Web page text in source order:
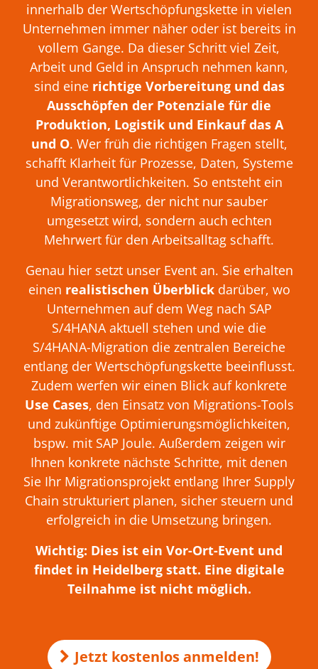
innerhalb der Wertschöpfungskette in vielen
Unternehmen immer näher oder ist bereits in
vollem Gange. Da dieser Schritt viel Zeit,
Arbeit und Geld in Anspruch nehmen kann,
sind eine richtige Vorbereitung und das
Ausschöpfen der Potenziale für die
Produktion, Logistik und Einkauf das A
und O. Wer früh die richtigen Fragen stellt,
schafft Klarheit für Prozesse, Daten, Systeme
und Verantwortlichkeiten. So entsteht ein
Migrationsweg, der nicht nur sauber
umgesetzt wird, sondern auch echten
Mehrwert für den Arbeitsalltag schafft.
Genau hier setzt unser Event an. Sie erhalten
einen realistischen Überblickdarüber, wo
Unternehmen auf dem Weg nach SAP
S/4HANA aktuell stehen und wie die
S/4HANA-Migration die zentralen Bereiche
entlang der Wertschöpfungskette beeinflusst.
Zudem werfen wir einen Blick auf konkrete
Use Cases, den Einsatz von Migrations-Tools
und zukünftige Optimierungsmöglichkeiten,
bspw. mit SAP Joule. Außerdem zeigen wir
Ihnen konkrete nächste Schritte, mit denen
Sie Ihr Migrationsprojekt entlang Ihrer Supply
Chain strukturiert planen, sicher steuern und
erfolgreich in die Umsetzung bringen.
Wichtig: Dies ist ein Vor-Ort-Event und
findet in Heidelberg statt. Eine digitale
Teilnahme ist nicht möglich.
Jetzt kostenlos anmelden!